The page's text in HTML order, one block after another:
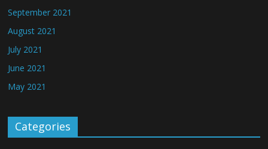
September 2021
August 2021
July 2021
June 2021
May 2021
Categories